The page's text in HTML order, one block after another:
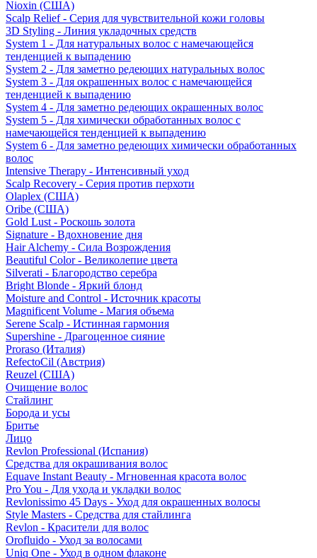
Nioxin (США)
Scalp Relief - Серия для чувствительной кожи головы
3D Styling - Линия укладочных средств
System 1 - Для натуральных волос с намечающейся
тенденцией к выпадению
System 2 - Для заметно редеющих натуральных волос
System 3 - Для окрашенных волос с намечающейся
тенденцией к выпадению
System 4 - Для заметно редеющих окрашенных волос
System 5 - Для химически обработанных волос с
намечающейся тенденцией к выпадению
System 6 - Для заметно редеющих химически обработанных
волос
Intensive Therapy - Интенсивный уход
Scalp Recovery - Серия против перхоти
Olaplex (США)
Oribe (США)
Gold Lust - Роскошь золота
Signature - Вдохновение дня
Hair Alchemy - Сила Возрождения
Beautiful Color - Великолепие цвета
Silverati - Благородство серебра
Bright Blonde - Яркий блонд
Moisture and Control - Источник красоты
Magnificent Volume - Магия объема
Serene Scalp - Истинная гармония
Supershine - Драгоценное сияние
Proraso (Италия)
RefectoCil (Австрия)
Reuzel (США)
Очищение волос
Стайлинг
Борода и усы
Бритье
Лицо
Revlon Professional (Испания)
Средства для окрашивания волос
Equave Instant Beauty - Мгновенная красота волос
Pro You - Для ухода и укладки волос
Revlonissimo 45 Days - Уход для окрашенных волосы
Style Masters - Средства для стайлинга
Revlon - Красители для волос
Orofluido - Уход за волосами
Uniq One - Уход в одном флаконе